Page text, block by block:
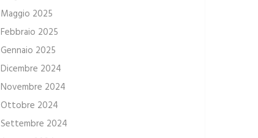
Maggio 2025
Febbraio 2025
Gennaio 2025
Dicembre 2024
Novembre 2024
Ottobre 2024
Settembre 2024